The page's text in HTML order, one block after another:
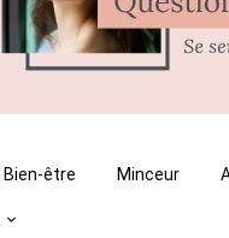
Bien-être Minceur